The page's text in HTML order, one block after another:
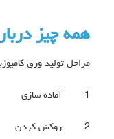
همه چیز
مراحل تولید ورق
1- آماده سازی
2- روکش کردن